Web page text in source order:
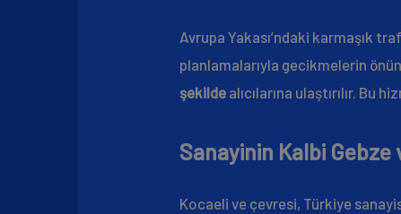
Avrupa Yakası’ndaki karmaşık
planlamalarıyla gecikmelerin
şekilde alıcılarına ulaştırılır.
Sanayinin Kalbi Gebze
Kocaeli ve çevresi, Türkiye